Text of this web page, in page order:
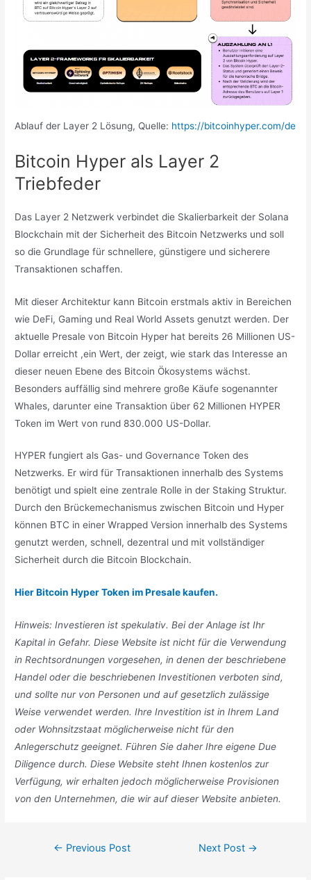
Ablauf der Layer 2 Lösung, Quelle: https://bitcoinhyper.com/de
Bitcoin Hyper als Layer 2
Triebfeder
Das Layer 2 Netzwerk verbindet die Skalierbarkeit der Solana
Blockchain mit der Sicherheit des Bitcoin Netzwerks und soll
so die Grundlage für schnellere, günstigere und sicherere
Transaktionen schaffen.
Mit dieser Architektur kann Bitcoin erstmals aktiv in Bereichen
wie DeFi, Gaming und Real World Assets genutzt werden. Der
aktuelle Presale von Bitcoin Hyper hat bereits 26 Millionen US-
Dollar erreicht ,ein Wert, der zeigt, wie stark das Interesse an
dieser neuen Ebene des Bitcoin Ökosystems wächst.
Besonders auffällig sind mehrere große Käufe sogenannter
Whales, darunter eine Transaktion über 62 Millionen HYPER
Token im Wert von rund 830.000 US-Dollar.
HYPER fungiert als Gas- und Governance Token des
Netzwerks. Er wird für Transaktionen innerhalb des Systems
benötigt und spielt eine zentrale Rolle in der Staking Struktur.
Durch den Brückemechanismus zwischen Bitcoin und Hyper
können BTC in einer Wrapped Version innerhalb des Systems
genutzt werden, schnell, dezentral und mit vollständiger
Sicherheit durch die Bitcoin Blockchain.
Hier Bitcoin Hyper Token im Presale kaufen.
Hinweis: Investieren ist spekulativ. Bei der Anlage ist Ihr
Kapital in Gefahr. Diese Website ist nicht für die Verwendung
in Rechtsordnungen vorgesehen, in denen der beschriebene
Handel oder die beschriebenen Investitionen verboten sind,
und sollte nur von Personen und auf gesetzlich zulässige
Weise verwendet werden. Ihre Investition ist in Ihrem Land
oder Wohnsitzstaat möglicherweise nicht für den
Anlegerschutz geeignet. Führen Sie daher Ihre eigene Due
Diligence durch. Diese Website steht Ihnen kostenlos zur
Verfügung, wir erhalten jedoch möglicherweise Provisionen
von den Unternehmen, die wir auf dieser Website anbieten.
Post← Previous Post Next Post →